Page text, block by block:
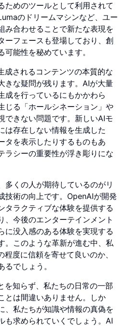
ためのツールとして利用されて
のドリームマシンなど、ユー
み合わせることで新たな表現を
ーフェースも登場しており、創
能性を秘めています。
成されるコンテンツの本質的な
きな疑問が残ります。AIが大量
成を行っているにもかかわら
じる「ホールシネーション」や
できない問題です。新しいAIモ
は存在しない情報を生成した
タを表示したりするものもあ
ラシーの重要性が浮き彫りにな
多くの人が期待しているのがリ
技術の向上です。OpenAIが開発
タラクティブな体験を提供する
、今後のエンターテインメント
に没入感のある体験を実現する
。このような革新が進む中、私
度に信頼を寄せて良いのか、
でしょう。
を知らず、私たちの日常の一部
とは間違いありません。しか
、私たちが知識や情報の真偽を
も求められていくでしょう。AI